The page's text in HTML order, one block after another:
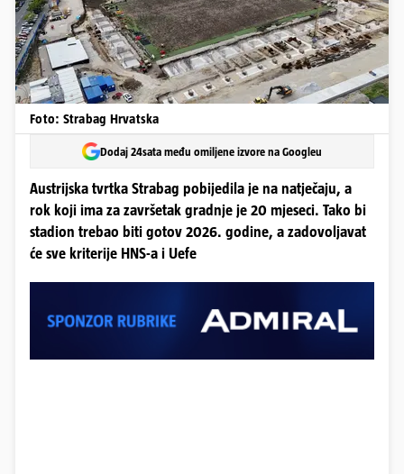
Foto: Strabag Hrvatska
Dodaj 24sata među omiljene izvore na Googleu
Austrijska tvrtka Strabag pobijedila je na natječaju, a
rok koji ima za završetak gradnje je 20 mjeseci. Tako bi
stadion trebao biti gotov 2026. godine, a zadovoljavat
će sve kriterije HNS-a i Uefe